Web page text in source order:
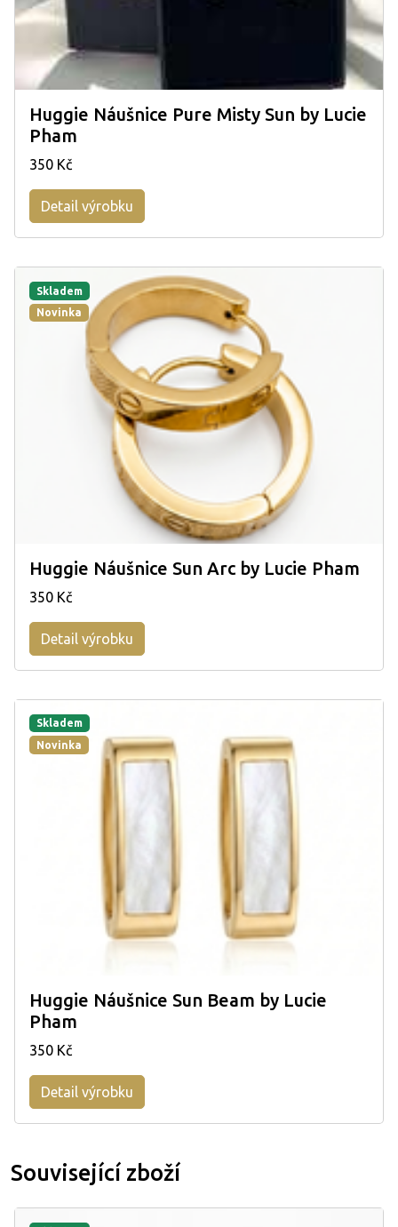
Huggie Náušnice Pure Misty Sun by Lucie
Pham
350 Kč
Detail výrobku
Skladem
Novinka
Huggie Náušnice Sun Arc by Lucie Pham
350 Kč
Detail výrobku
Skladem
Novinka
Huggie Náušnice Sun Beam by Lucie
Pham
350 Kč
Detail výrobku
Související zboží